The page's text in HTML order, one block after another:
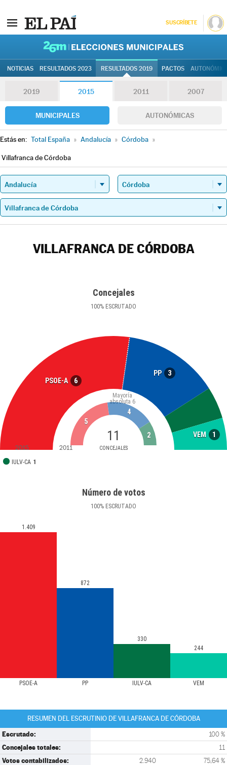
SUSCRÍBETE
NOTICIAS RESULTADOS 2023 RESULTADOS 2019 PACTOS
2019 2015 2011 2007
MUNICIPALES AUTONÓMICAS
Estás en: Total España » Andalucía » Córdoba »
Villafranca de Córdoba
VILLAFRANCA DE CÓRDOBA
Concejales
100% ESCRUTADO
PSOE-A 6
PP 3
VEM 1
11
CONCEJALES
Mayoría
absoluta 6
IULV-CA 1
5
4
2
2015 2011
Número de votos
100% ESCRUTADO
PSOE-A PP IULV-CA VEM
1.409
872
330
244
RESUMEN DEL ESCRUTINIO DE VILLAFRANCA DE CÓRDOBA
Escrutado: 100 %
Concejales totales: 11
Votos contabilizados: 2.940 75,64 %